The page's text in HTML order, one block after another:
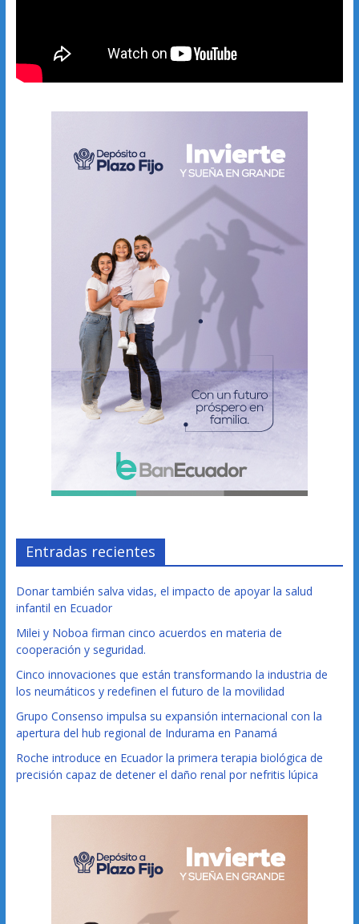
Entradas recientes
Donar también salva vidas, el impacto de apoyar la salud
infantil en Ecuador
Milei y Noboa firman cinco acuerdos en materia de
cooperación y seguridad.
Cinco innovaciones que están transformando la industria de
los neumáticos y redefinen el futuro de la movilidad
Grupo Consenso impulsa su expansión internacional con la
apertura del hub regional de Indurama en Panamá
Roche introduce en Ecuador la primera terapia biológica de
precisión capaz de detener el daño renal por nefritis lúpica